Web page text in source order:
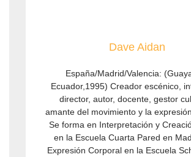
Dave Aidan
España/Madrid/Valencia:
Ecuador,1995) Creador escénico,
director, autor, docente, gestor
amante del movimiento y la
Se forma en Interpretación y
en la Escuela Cuarta Pared en
Expresión Corporal en la Escuela